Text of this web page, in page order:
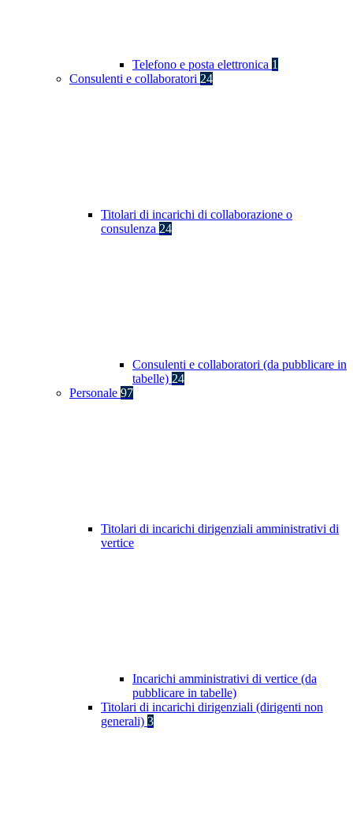
Telefono e posta elettronica 1
Consulenti e collaboratori 24
Titolari di incarichi di collaborazione o
consulenza 24
Consulenti e collaboratori (da pubblicare in
tabelle) 24
Personale 97
Titolari di incarichi dirigenziali amministrativi di
vertice
Incarichi amministrativi di vertice (da
pubblicare in tabelle)
Titolari di incarichi dirigenziali (dirigenti non
generali) 3